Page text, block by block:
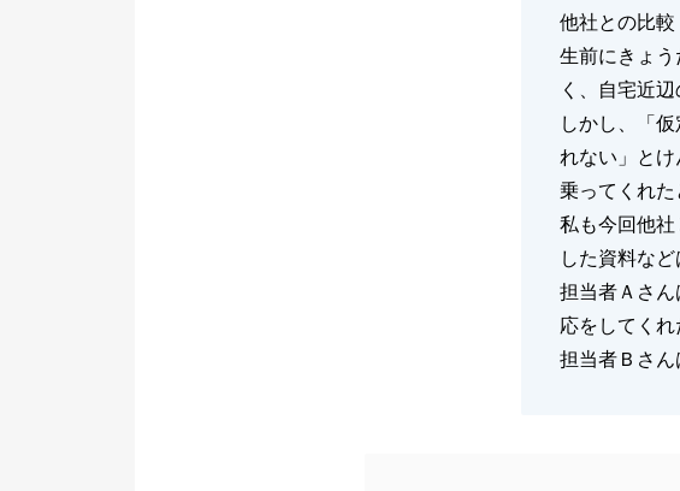
他社との比較
生前にきょ
く、自宅近
しかし、「
れない」と
乗ってくれた
私も今回他
した資料な
担当者Ａさ
応をしてくれ
担当者Ｂさん